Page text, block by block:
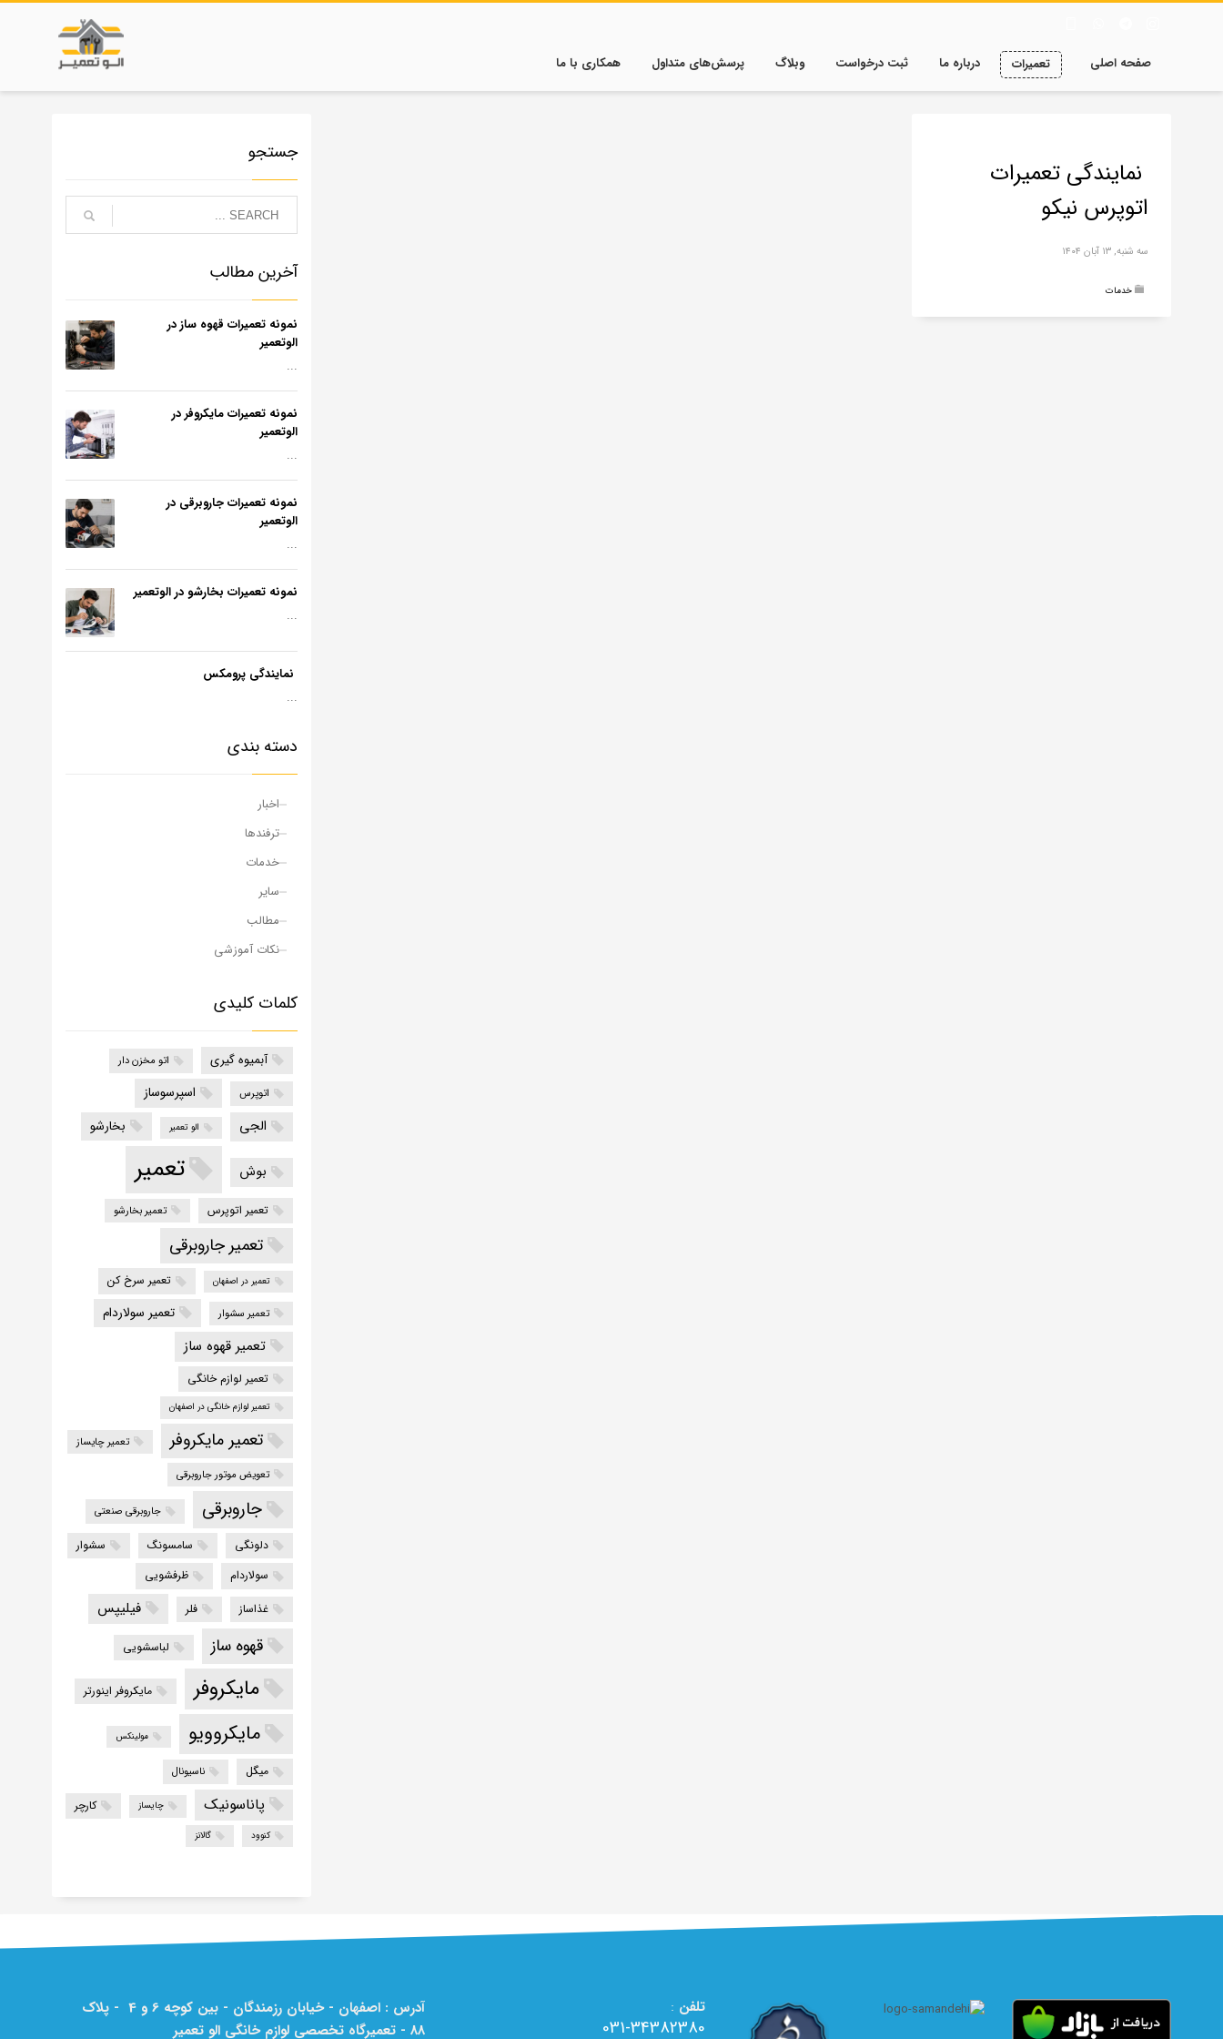
صفحه اصلی تعمیرات درباره ما ثبت درخواست وبلاگ پرسش‌های متداول همکاری با ما
نمایندگی تعمیرات
اتوپرس نیکو
سه شنبه, ۱۳ آبان ۱۴۰۴
خدمات
جستجو
آخرین مطالب
نمونه تعمیرات قهوه ساز در
الوتعمیر
...
نمونه تعمیرات مایکروفر در
الوتعمیر
...
نمونه تعمیرات جاروبرقی در
الوتعمیر
...
نمونه تعمیرات بخارشو در الوتعمیر
...
نمایندگی پرومکس
...
دسته بندی
اخبار
ترفندها
خدمات
سایر
مطالب
نکات آموزشی
کلمات کلیدی
آبمیوه گیری اتو مخزن دار
اتوپرس اسپرسوساز
الجی الو تعمیر بخارشو
بوش تعمیر
تعمیر اتوپرس تعمیر بخارشو
تعمیر جاروبرقی
تعمیر در اصفهان تعمیر سرخ کن
تعمیر سشوار تعمیر سولاردام
تعمیر قهوه ساز
تعمیر لوازم خانگی
تعمیر لوازم خانگی در اصفهان
تعمیر مایکروفر
تعمیر چایساز
تعویض موتور جاروبرقی
جاروبرقی جاروبرقی صنعتی
دلونگی سامسونگ
سشوار
سولاردام
ظرفشویی
غذاساز
فلر فیلیپس
قهوه ساز لباسشویی
مایکروفر مایکروفر اینورتر
مایکروویو مولینکس
میگل ناسیونال
پاناسونیک چایساز کارچر
کنوود گالانز
تلفن :
031-34382380
آدرس : اصفهان - خیابان رزمندگان - بین کوچه 6 و 4 - پلاک
88 - تعمیرگاه تخصصی لوازم خانگی الو تعمیر